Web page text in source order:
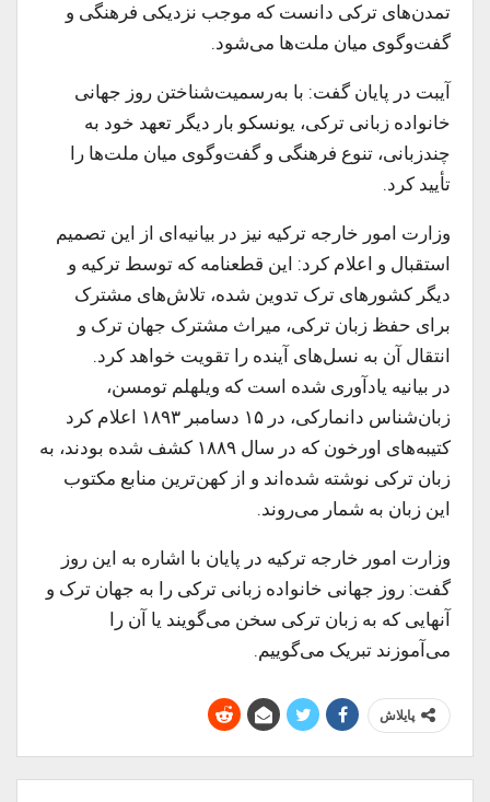
تمدن‌های ترکی دانست که موجب نزدیکی فرهنگی و
گفت‌وگوی میان ملت‌ها می‌شود.
آیبت در پایان گفت: با به‌رسمیت‌شناختن روز جهانی
خانواده زبانی ترکی، یونسکو بار دیگر تعهد خود به
چندزبانی، تنوع فرهنگی و گفت‌وگوی میان ملت‌ها را
تأیید کرد.
وزارت امور خارجه ترکیه نیز در بیانیه‌ای از این تصمیم
استقبال و اعلام کرد: این قطعنامه که توسط ترکیه و
دیگر کشورهای ترک تدوین شده، تلاش‌های مشترک
برای حفظ زبان ترکی، میراث مشترک جهان ترک و
انتقال آن به نسل‌های آینده را تقویت خواهد کرد.
در بیانیه یادآوری شده است که ویلهلم تومسن،
زبان‌شناس دانمارکی، در ۱۵ دسامبر ۱۸۹۳ اعلام کرد
کتیبه‌های اورخون که در سال ۱۸۸۹ کشف شده بودند، به
زبان ترکی نوشته شده‌اند و از کهن‌ترین منابع مکتوب
این زبان به شمار می‌روند.
وزارت امور خارجه ترکیه در پایان با اشاره به این روز
گفت: روز جهانی خانواده زبانی ترکی را به جهان ترک و
آنهایی که به زبان ترکی سخن می‌گویند یا آن را
می‌آموزند تبریک می‌گوییم.
پایلاش